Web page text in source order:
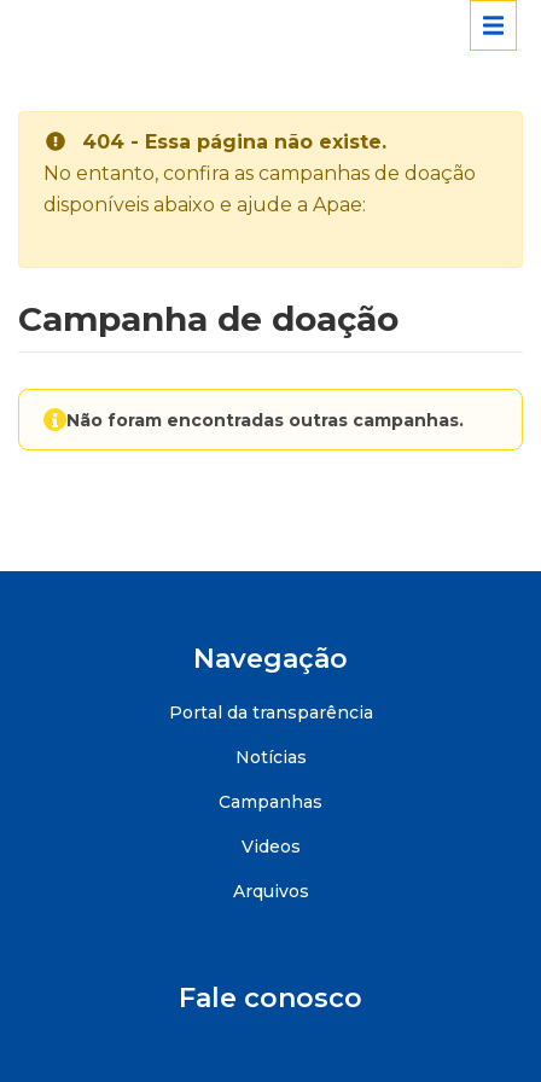
404 - Essa página não existe.
No entanto, confira as campanhas de doação
disponíveis abaixo e ajude a Apae:
Campanha de doação
Não foram encontradas outras campanhas.
Navegação
Portal da transparência
Notícias
Campanhas
Videos
Arquivos
Fale conosco